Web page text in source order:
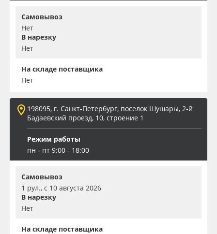
Заготовки для сувениров
Самовывоз
Нет
В нарезку
Нет
На складе поставщика
Нет
198095, г. Санкт-Петербург, поселок Шушары, 2-й
Бадаевский проезд, 10, строение 1
Режим работы
пн - пт 9:00 - 18:00
Самовывоз
1 рул., с 10 августа 2026
В нарезку
Нет
На складе поставщика